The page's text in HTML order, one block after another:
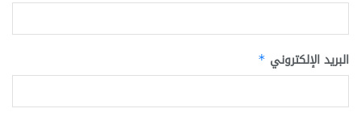
البريد الإلكتروني *